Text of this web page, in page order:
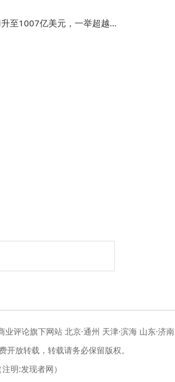
至1007亿美元，一举超越印
评论旗下网站 北京·通州 天津·滨海 山东·济南
放转载，转载请务必保留版权。
明:发现者网）